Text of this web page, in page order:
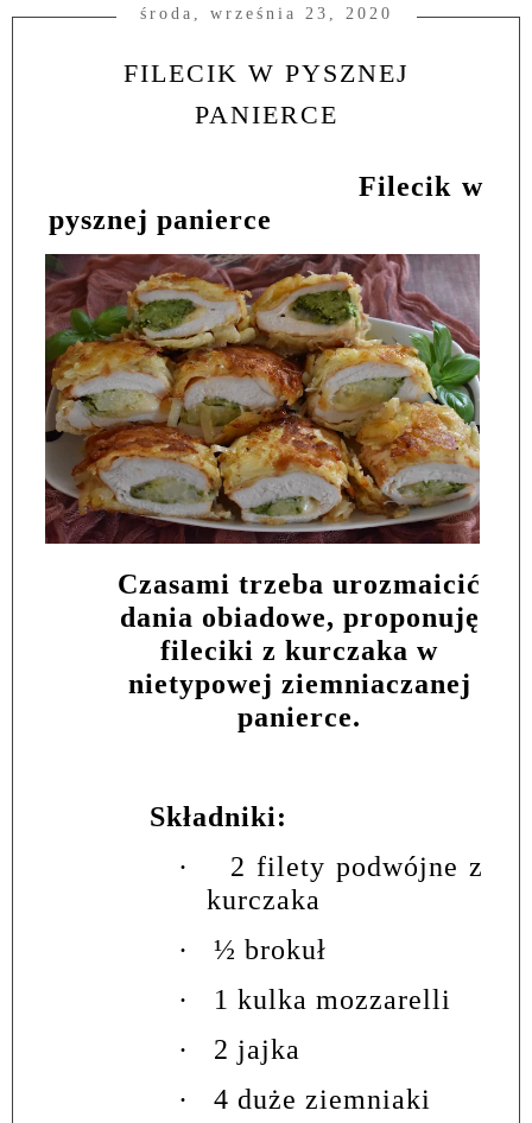
środa, września 23, 2020
FILECIK W PYSZNEJ
PANIERCE
Filecik w
pysznej panierce
Czasami trzeba urozmaicić
dania obiadowe, proponuję
fileciki z kurczaka w
nietypowej ziemniaczanej
panierce.
Składniki:
·
2 filety podwójne z
kurczaka
·
½ brokuł
·
1 kulka mozzarelli
·
2 jajka
·
4 duże ziemniaki